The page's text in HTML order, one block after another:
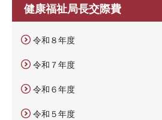
健康福祉局長交際費
令和８年度
令和７年度
令和６年度
令和５年度